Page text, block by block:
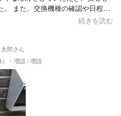
。 また、交換機種の確認や日程変
ても助かりました。 作業も作業後
続きを読む
郎さん
・増設 / 増設